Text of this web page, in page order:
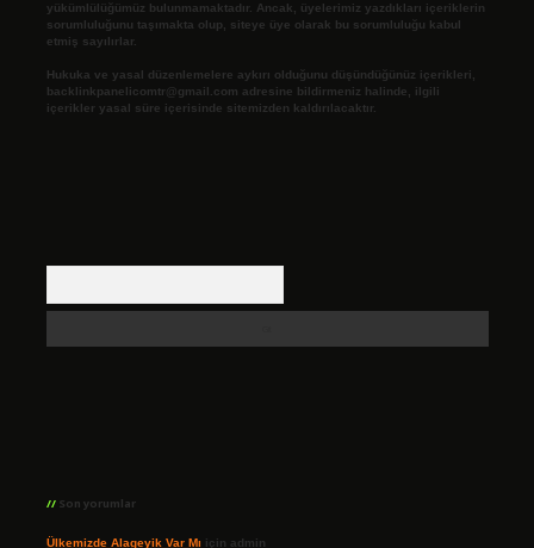
yükümlülüğümüz bulunmamaktadır. Ancak, üyelerimiz yazdıkları içeriklerin
sorumluluğunu taşımakta olup, siteye üye olarak bu sorumluluğu kabul
etmiş sayılırlar.
Hukuka ve yasal düzenlemelere aykırı olduğunu düşündüğünüz içerikleri,
backlinkpanelicomtr@gmail.com adresine bildirmeniz halinde, ilgili
içerikler yasal süre içerisinde sitemizden kaldırılacaktır.
Son yorumlar
Ülkemizde Alageyik Var Mı için admin